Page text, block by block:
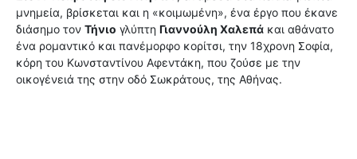
μνημεία, βρίσκεται και η «κοιμωμένη», ένα έργο που έκανε
διάσημο τον Τήνιο γλύπτη Γιαννούλη Χαλεπά και αθάνατο
ένα ρομαντικό και πανέμορφο κορίτσι, την 18χρονη Σοφία,
κόρη του Κωνσταντίνου Αφεντάκη, που ζούσε με την
οικογένειά της στην οδό Σωκράτους, της Αθήνας.